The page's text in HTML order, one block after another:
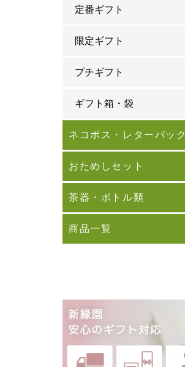
定番ギフト
限定ギフト
プチギフト
ギフト箱・袋
ネコポス・レターパック
おためしセット
茶器・ボトル類
商品一覧